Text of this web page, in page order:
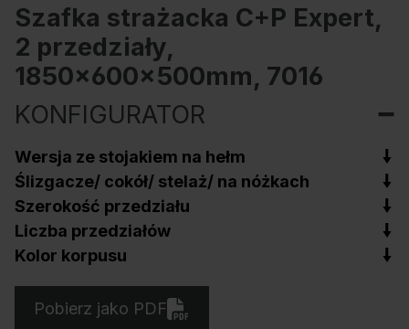
Szafka strażacka C+P Expert,
2 przedziały,
1850x600x500mm, 7016
KONFIGURATOR
Wersja ze stojakiem na hełm
Ślizgacze/ cokół/ stelaż/ na nóżkach
Szerokość przedziału
Liczba przedziałów
Kolor korpusu
Pobierz jako PDF